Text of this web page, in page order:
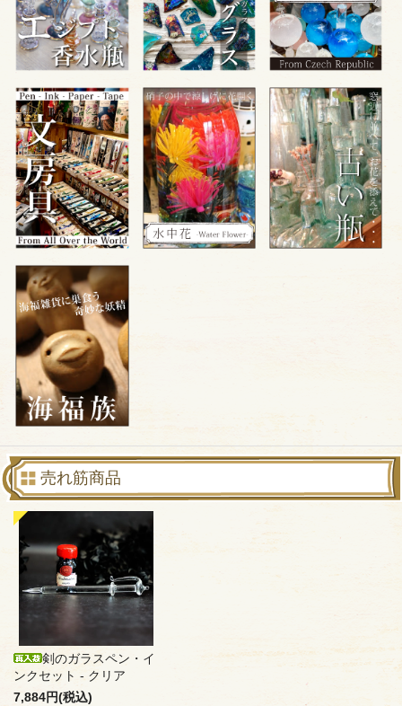
売れ筋商品
剣のガラスペン・イ
ンクセット - クリア
7,884円(税込)